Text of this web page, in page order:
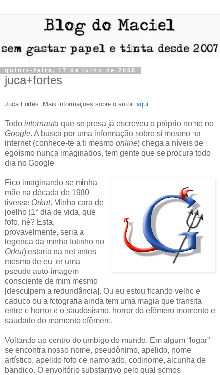
quinta-feira, 17 de julho de 2008
juca+fortes
Juca Fortes. Mais informações sobre o autor: aqui
Todo internauta que se presa já escreveu o próprio nome no
Google. A busca por uma informação sobre si mesmo na
internet (conhece-te a ti mesmo online) chega a níveis de
egoísmo nunca imaginados, tem gente que se procura todo
dia no Google.
Fico imaginando se minha
mãe na década de 1980
tivesse Orkut. Minha cara de
joelho (1° dia de vida, que
fofo, né? Esta,
provavelmente, seria a
legenda da minha fotinho no
Orkut) estaria na net antes
mesmo de eu ter uma
pseudo auto-imagem
consciente de mim mesmo
[desculpem a redundância]. Ou eu estou ficando velho e
caduco ou a fotografia ainda tem uma magia que transita
entre o horror e o saudosismo, horror do efêmero momento e
saudade do momento efêmero.
Voltando ao centro do umbigo do mundo. Em algum “lugar”
se encontra nosso nome, pseudônimo, apelido, nome
artístico, apelido fofo de namorado, codinome, alcunha de
bandido. O envoltório substantivo pelo qual somos